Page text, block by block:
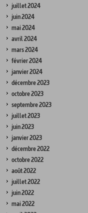
juillet 2024
juin 2024
mai 2024
avril 2024
mars 2024
février 2024
janvier 2024
décembre 2023
octobre 2023
septembre 2023
juillet 2023
juin 2023
janvier 2023
décembre 2022
octobre 2022
août 2022
juillet 2022
juin 2022
mai 2022